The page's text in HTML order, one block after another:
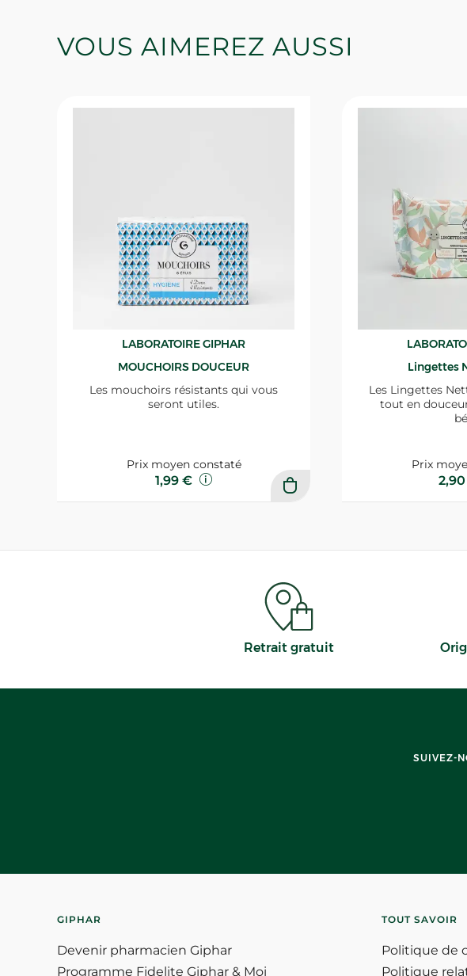
VOUS AIMEREZ AUSSI
LABORATOIRE GIPHAR
MOUCHOIRS DOUCEUR
Les mouchoirs résistants qui vous
seront utiles.
Prix moyen constaté
1,99 €
Lingettes
Les Lingettes
tout en
Prix
Retrait gratuit
SUIVEZ-
GIPHAR
Devenir pharmacien Giphar
Programme Fidelite Giphar & Moi
TOUT SAVOIR
Politique de
Politique